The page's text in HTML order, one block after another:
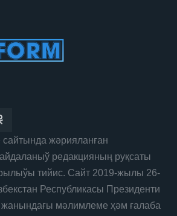
жәрияланған
редакцияның руқсаты
тийис. Сайт 2019-жылы 26-
Республикасы Президенти
мәлимлеме ҳәм ғалаба